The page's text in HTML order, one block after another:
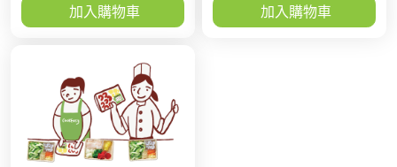
加入購物車 加入購物車